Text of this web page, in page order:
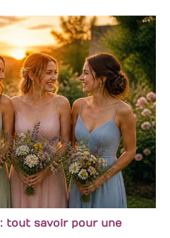
tout savoir pour une